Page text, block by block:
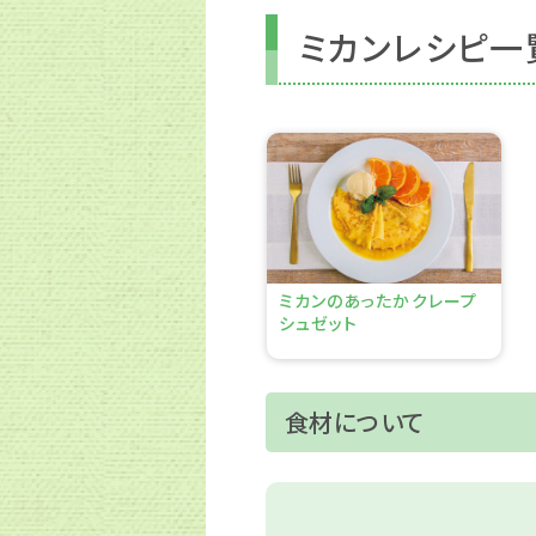
ミカンレシピ
ミカンのあったかクレープ
シュゼット
食材について